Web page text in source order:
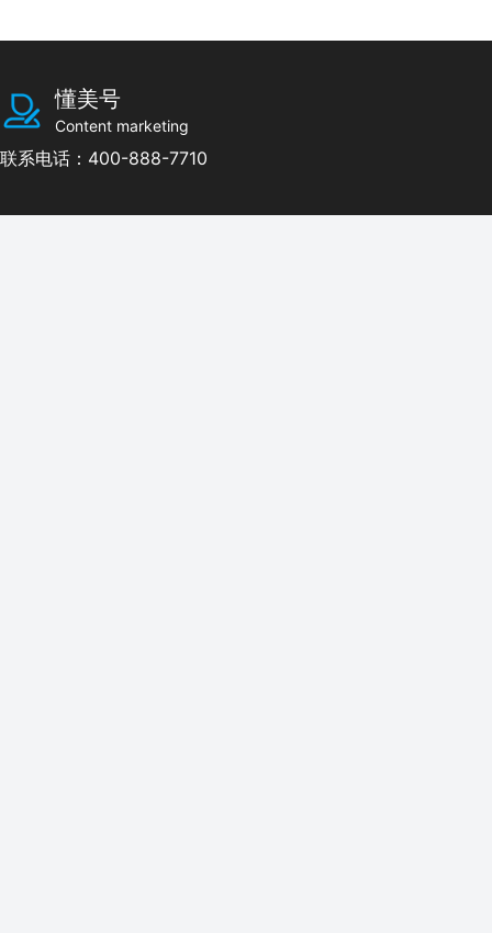
懂美号
Content marketing
联系电话：400-888-7710